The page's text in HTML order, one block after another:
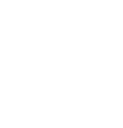
alles |
03